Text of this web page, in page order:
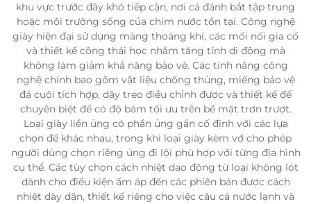
khu vực trước đây khó tiếp cận, nơi cá đánh bắt tập trung
hoặc môi trường sống của chim nước tồn tại. Công nghệ
giày hiện đại sử dụng màng thoáng khí, các mối nối gia cố
và thiết kế công thái học nhằm tăng tính di động mà
không làm giảm khả năng bảo vệ. Các tính năng công
nghệ chính bao gồm vật liệu chống thủng, miếng bảo vệ
đá cuội tích hợp, dây treo điều chỉnh được và thiết kế đế
chuyên biệt để có độ bám tối ưu trên bề mặt trơn trượt.
Loại giày liền ủng có phần ủng gắn cố định với các lựa
chọn đế khác nhau, trong khi loại giày kèm vớ cho phép
người dùng chọn riêng ủng đi lội phù hợp với từng địa hình
cụ thể. Các tùy chọn cách nhiệt dao động từ loại không lót
dành cho điều kiện ấm áp đến các phiên bản được cách
nhiệt dày dặn, thiết kế riêng cho việc câu cá nước lạnh và